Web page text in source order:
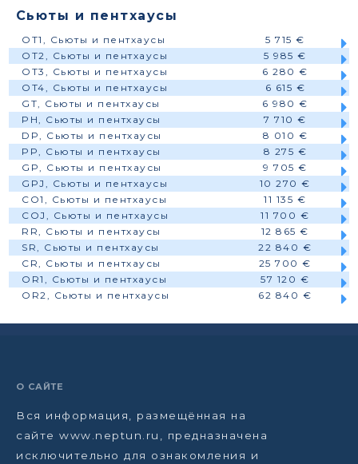
Сьюты и пентхаусы
OT1, Сьюты и пентхаусы
5 715 €
OT2, Сьюты и пентхаусы
5 985 €
OT3, Сьюты и пентхаусы
6 280 €
OT4, Сьюты и пентхаусы
6 615 €
GT, Сьюты и пентхаусы
6 980 €
PH, Сьюты и пентхаусы
7 710 €
DP, Сьюты и пентхаусы
8 010 €
PP, Сьюты и пентхаусы
8 275 €
GP, Сьюты и пентхаусы
9 705 €
GPJ, Сьюты и пентхаусы
10 270 €
CO1, Сьюты и пентхаусы
11 135 €
COJ, Сьюты и пентхаусы
11 700 €
RR, Сьюты и пентхаусы
12 865 €
SR, Сьюты и пентхаусы
22 840 €
CR, Сьюты и пентхаусы
25 700 €
OR1, Сьюты и пентхаусы
57 120 €
OR2, Сьюты и пентхаусы
62 840 €
О САЙТЕ
Вся информация, размещённая на
сайте www.neptun.ru, предназначена
исключительно для ознакомления и